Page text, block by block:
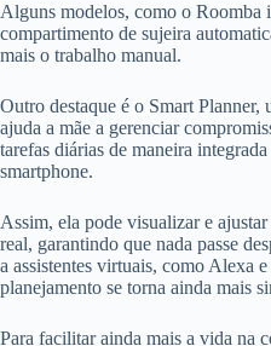
Alguns modelos, como o Roomba
compartimento de sujeira
mais o trabalho manual.
Outro destaque é o Smart
ajuda a mãe a gerenciar
tarefas diárias de maneira
smartphone.
Assim, ela pode visualizar e
real, garantindo que nada passe
a assistentes virtuais, como Alexa
planejamento se torna ainda mais
Para facilitar ainda mais a vida na